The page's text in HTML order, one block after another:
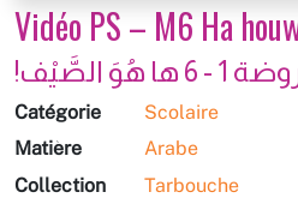
Vidéo PS – M6 Ha
هُوَ الصَّيْف!
Catégorie
Scolaire
Matière
Arabe
Collection
Tarbouche